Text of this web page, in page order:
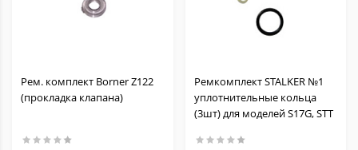
Рем. комплект Borner Z122
(прокладка клапана)
Ремкомплект STALKER №1
уплотнительные кольца
(3шт) для моделей S17G, STT